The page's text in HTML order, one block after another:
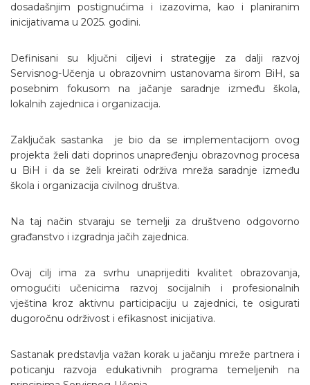
dosadašnjim postignućima i izazovima, kao i planiranim
inicijativama u 2025. godini.
Definisani su ključni ciljevi i strategije za dalji razvoj
Servisnog-Učenja u obrazovnim ustanovama širom BiH, sa
posebnim fokusom na jačanje saradnje između škola,
lokalnih zajednica i organizacija.
Zaključak sastanka je bio da se implementacijom ovog
projekta želi dati doprinos unapređenju obrazovnog procesa
u BiH i da se želi kreirati održiva mreža saradnje između
škola i organizacija civilnog društva.
Na taj način stvaraju se temelji za društveno odgovorno
građanstvo i izgradnja jačih zajednica.
Ovaj cilj ima za svrhu unaprijediti kvalitet obrazovanja,
omogućiti učenicima razvoj socijalnih i profesionalnih
vještina kroz aktivnu participaciju u zajednici, te osigurati
dugoročnu održivost i efikasnost inicijativa.
Sastanak predstavlja važan korak u jačanju mreže partnera i
poticanju razvoja edukativnih programa temeljenih na